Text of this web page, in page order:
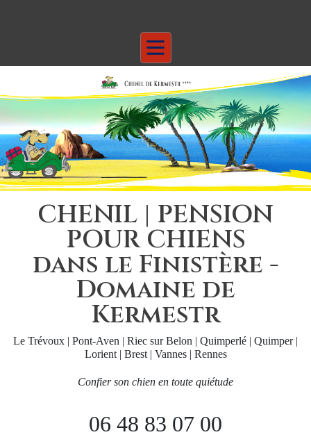
CHENIL | PENSION
POUR CHIENS
dans le Finistère -
Domaine de
Kermestr
Le Trévoux | Pont-Aven | Riec sur Belon | Quimperlé | Quimper |
Lorient | Brest | Vannes | Rennes
Confier son chien en toute quiétude
06 48 83 07 00